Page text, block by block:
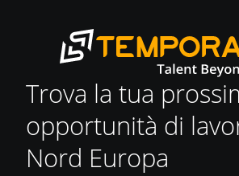
Trova la tua
opportunità di
Nord Europa